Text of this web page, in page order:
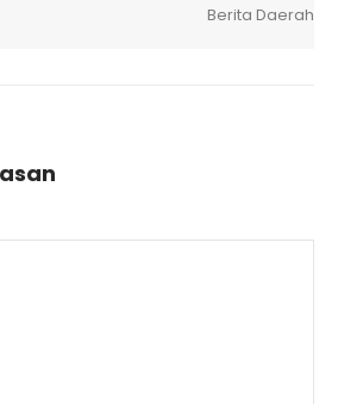
Berita Daerah